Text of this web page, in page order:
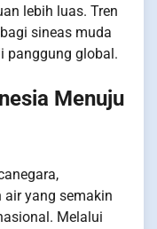
lebih luas. Tren
sineas muda
panggung global.
Menuju
yang semakin
Melalui